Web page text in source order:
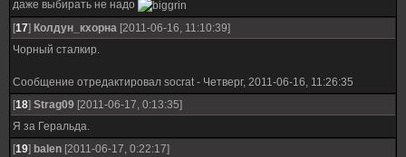
даже выбирать не надо
[17] Колдун_кхорна [2011-06-16, 11:10:39]
Чорный сталкир.
Сообщение отредактировал socrat- Четверг, 2011-06-16, 11:26:35
[18] Strag09 [2011-06-17, 0:13:35]
Я за Геральда.
[19] balen [2011-06-17, 0:22:17]